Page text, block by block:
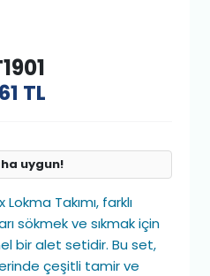
TL
uygun!
Takımı, farklı
sökmek ve sıkmak için
bir alet setidir. Bu set,
çeşitli tamir ve